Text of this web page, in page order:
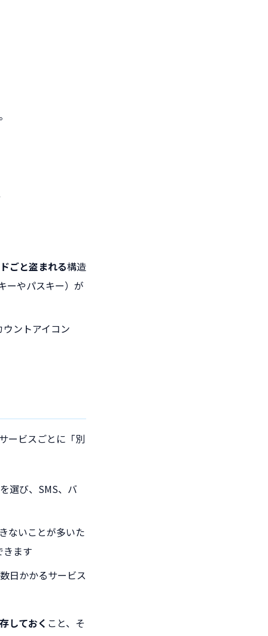
ごと盗まれる構造
ーやパスキー）が
ントアイコン
ービスごとに「別
選び、SMS、バ
ないことが多いた
きます
日かかるサービス
しておく こと、そ